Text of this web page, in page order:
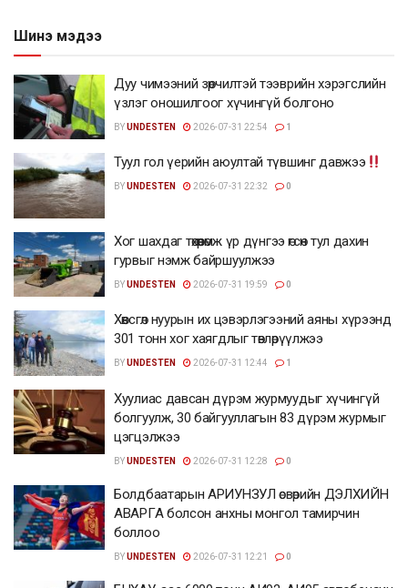
Шинэ мэдээ
Дуу чимээний зөрчилтэй тээврийн хэрэгслийн
үзлэг оношилгоог хүчингүй болгоно
BYUNDESTEN 2026-07-31 22:54 1
Туул гол үерийн аюултай түвшинг давжээ
BYUNDESTEN 2026-07-31 22:32 0
Хог шахдаг төхөөрөмж үр дүнгээ өгсөн тул дахин
гурвыг нэмж байршуулжээ
BYUNDESTEN 2026-07-31 19:59 0
Хөвсгөл нуурын их цэвэрлэгээний аяны хүрээнд
301 тонн хог хаягдлыг төвлөрүүлжээ
BYUNDESTEN 2026-07-31 12:44 1
Хуулиас давсан дүрэм журмуудыг хүчингүй
болгуулж, 30 байгууллагын 83 дүрэм журмыг
цэгцэлжээ
BYUNDESTEN 2026-07-31 12:28 0
Болдбаатарын АРИУНЗУЛ өсвөрийн ДЭЛХИЙН
АВАРГА болсон анхны монгол тамирчин
боллоо
BYUNDESTEN 2026-07-31 12:21 0